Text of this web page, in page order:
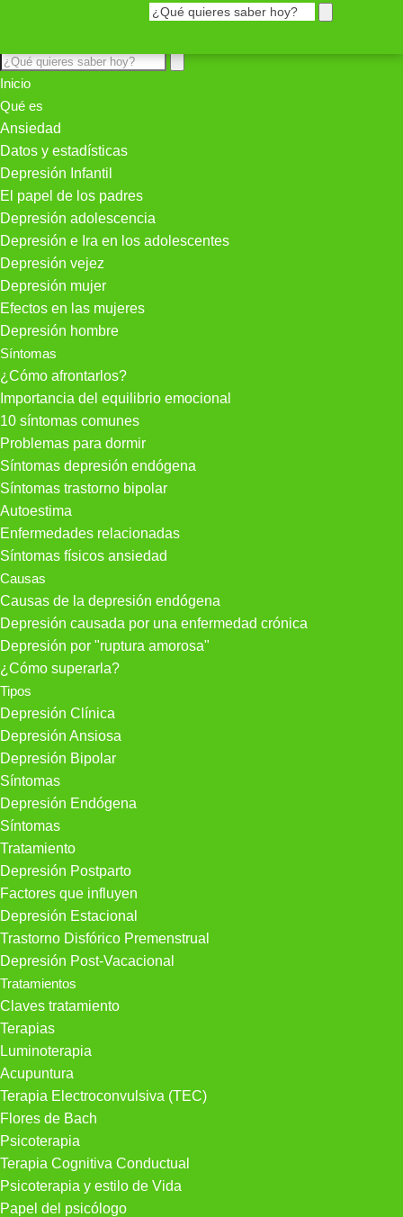
Inicio
Qué es
Ansiedad
Datos y estadísticas
Depresión Infantil
El papel de los padres
Depresión adolescencia
Depresión e Ira en los adolescentes
Depresión vejez
Depresión mujer
Efectos en las mujeres
Depresión hombre
Síntomas
¿Cómo afrontarlos?
Importancia del equilibrio emocional
10 síntomas comunes
Problemas para dormir
Síntomas depresión endógena
Síntomas trastorno bipolar
Autoestima
Enfermedades relacionadas
Síntomas físicos ansiedad
Causas
Causas de la depresión endógena
Depresión causada por una enfermedad crónica
Depresión por "ruptura amorosa"
¿Cómo superarla?
Tipos
Depresión Clínica
Depresión Ansiosa
Depresión Bipolar
Síntomas
Depresión Endógena
Síntomas
Tratamiento
Depresión Postparto
Factores que influyen
Depresión Estacional
Trastorno Disfórico Premenstrual
Depresión Post-Vacacional
Tratamientos
Claves tratamiento
Terapias
Luminoterapia
Acupuntura
Terapia Electroconvulsiva (TEC)
Flores de Bach
Psicoterapia
Terapia Cognitiva Conductual
Psicoterapia y estilo de Vida
Papel del psicólogo